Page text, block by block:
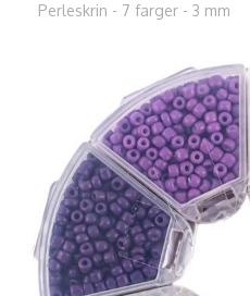
Perleskrin - 7 farger - 3 mm